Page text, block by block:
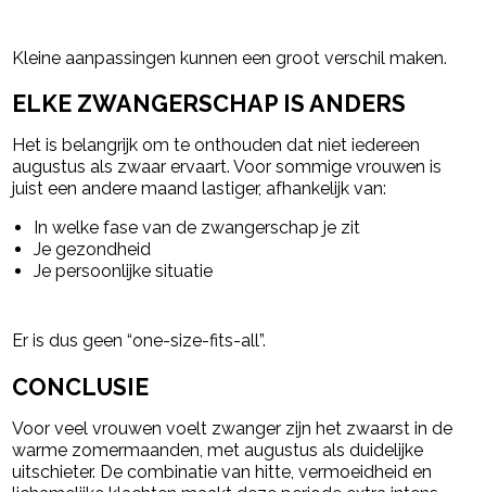
Kleine aanpassingen kunnen een groot verschil maken.
ELKE ZWANGERSCHAP IS ANDERS
Het is belangrijk om te onthouden dat niet iedereen
augustus als zwaar ervaart. Voor sommige vrouwen is
juist een andere maand lastiger, afhankelijk van:
In welke fase van de zwangerschap je zit
Je gezondheid
Je persoonlijke situatie
Er is dus geen “one-size-fits-all”.
CONCLUSIE
Voor veel vrouwen voelt zwanger zijn het zwaarst in de
warme zomermaanden, met augustus als duidelijke
uitschieter. De combinatie van hitte, vermoeidheid en